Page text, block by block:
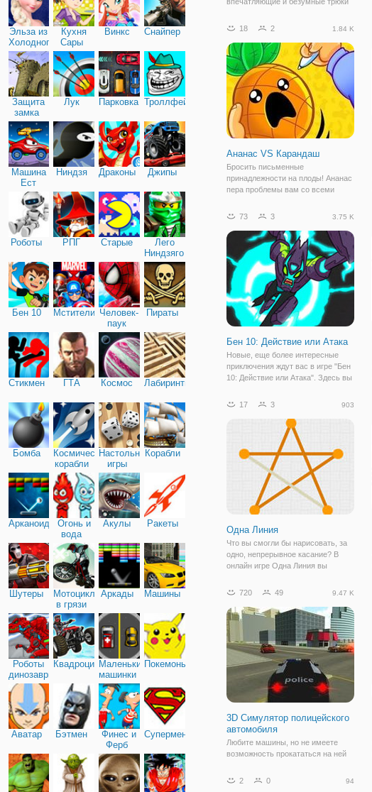
Эльза из
Холодного
сердца
Кухня
Сары
Винкс Снайпер
Защита
замка
Лук Парковка Троллфейс
Машина
Ест
Машину
Ниндзя Драконы Джипы
Роботы РПГ Старые
Лего
Ниндзяго
Бен 10 Мстители Человек-
паук
Пираты
Стикмен ГТА Космос Лабиринты
Бомба
Космические
корабли
Настольные
игры
Корабли
Арканоид
Огонь и
вода
Акулы Ракеты
Шутеры
Мотоциклы
в грязи
Аркады Машины
Роботы
динозавры
КвадроциклыМаленькие
машинки
Покемоны
Аватар Бэтмен
Финес и
Ферб
Супермен
"Невероятные Трюки на
игра, представленная в
трехмерной графике и
насыщенным геймплеем, который
не оставляет
18 2 1.84 K
Ананас VS Карандаш
Бросить письменные
принадлежности на плоды! Ананас
пера проблемы вам со всеми
классический и Хардкорный
вверх или вниз, чтобы поразить
ананасы. В орбитальный
73 3 3.75 K
Бен 10: Действие или Атака
Новые, еще более интересные
приключения ждут вас в игре "Бен
10: Действие или Атака". Здесь вы
одного из иноземных супергероев,
перевоплощаться. По игровому
17 3 903
Одна Линия
Что вы смогли бы нарисовать, за
одно, непрерывное касание? В
онлайн игре Одна Линия вы
предмет за одно касание, но и
логического мышления. Это
интересная игра, которая
720 49 9.47 K
3D Симулятор полицейского
автомобиля
Любите машины, но не имеете
возможность прокататься на ней
пожаловать в игру. Здесь вы
2 0 94